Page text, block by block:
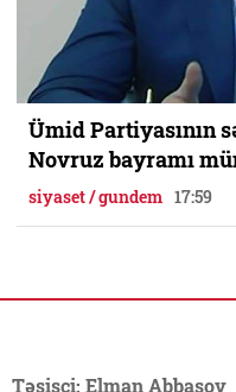
Ümid Partiyasının
Novruz bayramı
siyaset / gundem 17:59
Təsisçi: Elman Abbasov